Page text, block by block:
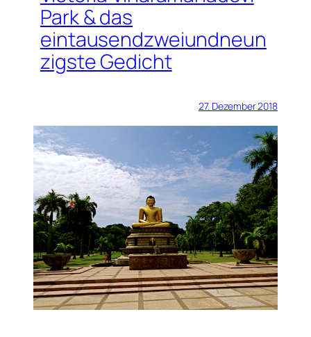
Park & das
eintausendzweiundneun
zigste Gedicht
27. Dezember 2018